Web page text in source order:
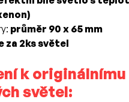
průměr 90 x 65 mm
za 2ks světel
k
světel: